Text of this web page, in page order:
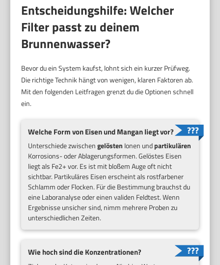
Entscheidungshilfe: Welcher
Filter passt zu deinem
Brunnenwasser?
Bevor du ein System kaufst, lohnt sich ein kurzer Prüfweg.
Die richtige Technik hängt von wenigen, klaren Faktoren ab.
Mit den folgenden Leitfragen grenzt du die Optionen schnell
ein.
Welche Form von Eisen und Mangan liegt vor?
Unterschiede zwischengelösten Ionen undpartikulären
Korrosions- oder Ablagerungsformen. Gelöstes Eisen
liegt als Fe2+ vor. Es ist mit bloßem Auge oft nicht
sichtbar. Partikuläres Eisen erscheint als rostfarbener
Schlamm oder Flocken. Für die Bestimmung brauchst du
eine Laboranalyse oder einen validen Feldtest. Wenn
Ergebnisse unsicher sind, nimm mehrere Proben zu
unterschiedlichen Zeiten.
Wie hoch sind die Konzentrationen?